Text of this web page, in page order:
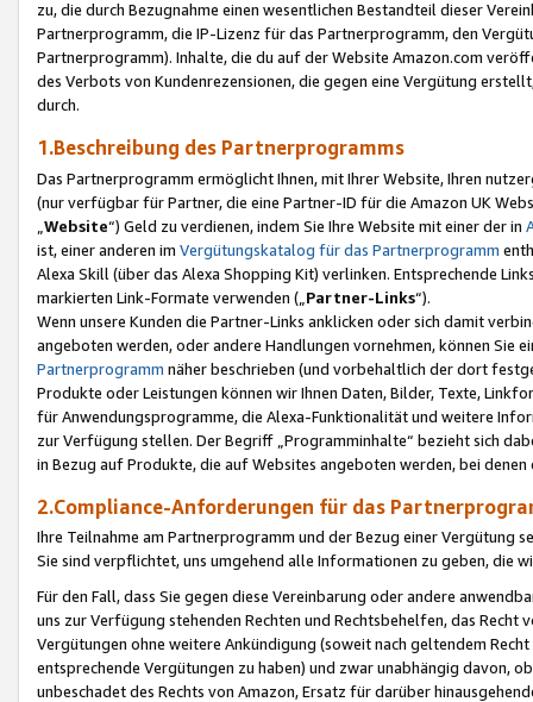
zu, die durch Bezugnahme einen wesentlichen Bestandteil dieser
Partnerprogramm, die IP-Lizenz für das Partnerprogramm, den
Partnerprogramm). Inhalte, die du auf der Website Amazon.com
des Verbots von Kundenrezensionen, die gegen eine Vergütung
durch.
1.Beschreibung des Partnerprogramms
Das Partnerprogramm ermöglicht Ihnen, mit Ihrer Website, Ihren
(nur verfügbar für Partner, die eine Partner-ID für die Amazon UK
Website“) Geld zu verdienen, indem Sie Ihre Website mit einer der in
ist, einer anderen im Vergütungskatalog für das Partnerprogramm
Alexa Skill (über das Alexa Shopping Kit) verlinken. Entsprechende
markierten Link-Formate verwenden („ Partner-Links“).
Wenn unsere Kunden die Partner-Links anklicken oder sich damit
angeboten werden, oder andere Handlungen vornehmen, können Sie
Partnerprogramm näher beschrieben (und vorbehaltlich der dort
Produkte oder Leistungen können wir Ihnen Daten, Bilder, Texte,
für Anwendungsprogramme, die Alexa-Funktionalität und weitere
zur Verfügung stellen. Der Begriff „Programminhalte“ bezieht sich
in Bezug auf Produkte, die auf Websites angeboten werden, bei
2.Compliance-Anforderungen für das
Ihre Teilnahme am Partnerprogramm und der Bezug einer Vergütung
Sie sind verpflichtet, uns umgehend alle Informationen zu geben, die
Für den Fall, dass Sie gegen diese Vereinbarung oder andere
uns zur Verfügung stehenden Rechten und Rechtsbehelfen, das
Vergütungen ohne weitere Ankündigung (soweit nach geltendem
entsprechende Vergütungen zu haben) und zwar unabhängig davon,
unbeschadet des Rechts von Amazon, Ersatz für darüber